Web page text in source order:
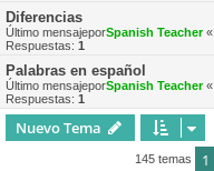
Diferencias
Último mensajeporSpanish Teacher«
Respuestas: 1
Palabras en español
Último mensajeporSpanish Teacher«
Respuestas: 1
Nuevo Tema
145 temas 1